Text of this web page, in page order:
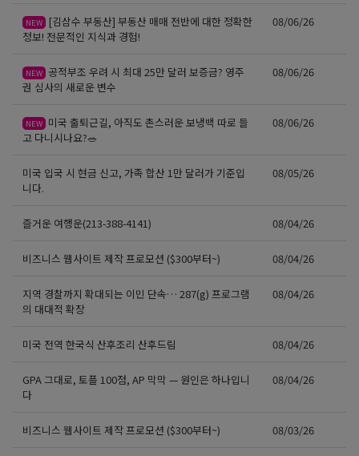
NEW
[김삼수 부동산] 부동산 매매 전반에 대한 정확한
정보! 전문적인 지식과 경험!
08/06/26
NEW 공적부조 우려 시 최대 25만 달러 보증금? 영주
권 심사의 새로운 변수
08/06/26
NEW 미국 출퇴근길, 아직도 촌스러운 보냉백 따로 들
고 다니시나요?🥗
08/06/26
미국 입국 시 현금 신고, 가족 합산 1만 달러가 기준입
니다.
08/05/26
즐거운 여행운(213-388-4141) 08/04/26
비즈니스 웹사이트 제작 프로모션 ($300부터~) 08/04/26
지역 경찰까지 확대되는 이민 단속… 287(g) 프로그램
의 대대적 확장
08/04/26
미국 전역 한국식 산후조리 산후드림 08/04/26
GPA 그대로, 토플 100점, AP 막막 — 원인은 하나입니
다
08/04/26
비즈니스 웹사이트 제작 프로모션 ($300부터~) 08/03/26